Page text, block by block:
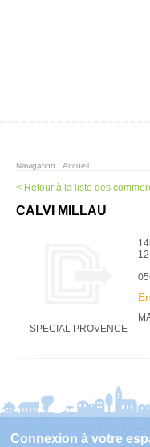
Navigation : Accueil
< Retour à la liste des
CALVI MILLAU
- SPECIAL PROVENCE
Connexion à votre